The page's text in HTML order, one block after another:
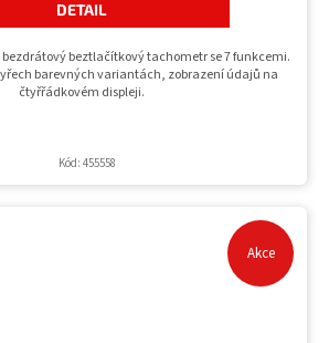
DETAIL
bezdrátový beztlačítkový tachometr se 7 funkcemi.
barevných variantách, zobrazení údajů na
čtyřřádkovém displeji.
Kód: 455558
Akce